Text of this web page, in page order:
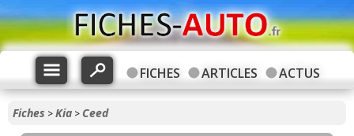
FICHES ARTICLES ACTUS
Fiches >Kia > Ceed